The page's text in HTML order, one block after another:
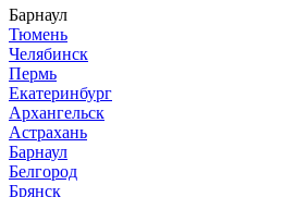
Барнаул
Тюмень
Челябинск
Пермь
Екатеринбург
Архангельск
Астрахань
Барнаул
Белгород
Брянск